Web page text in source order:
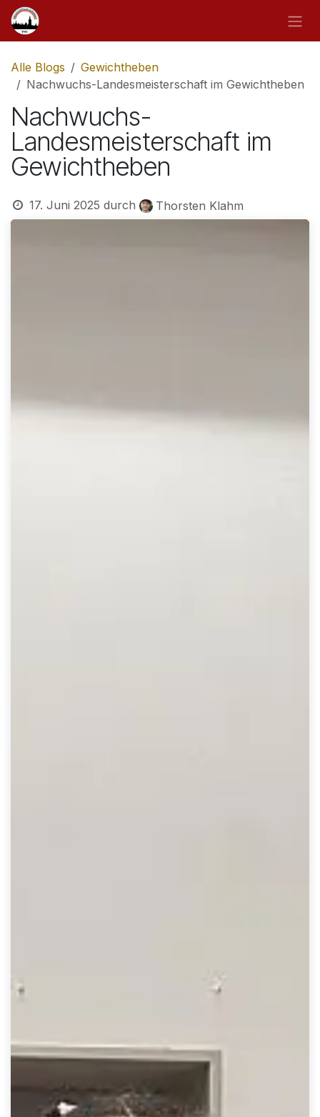
Zum Inhalt springen
Alle Blogs
Gewichtheben
Nachwuchs-Landesmeisterschaft im Gewichtheben
Nachwuchs-
Landesmeisterschaft im
Gewichtheben
17. Juni 2025 durch Thorsten Klahm